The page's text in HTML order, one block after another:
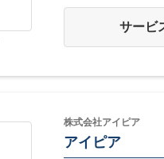
サービ
株式会社アイピア
アイピア